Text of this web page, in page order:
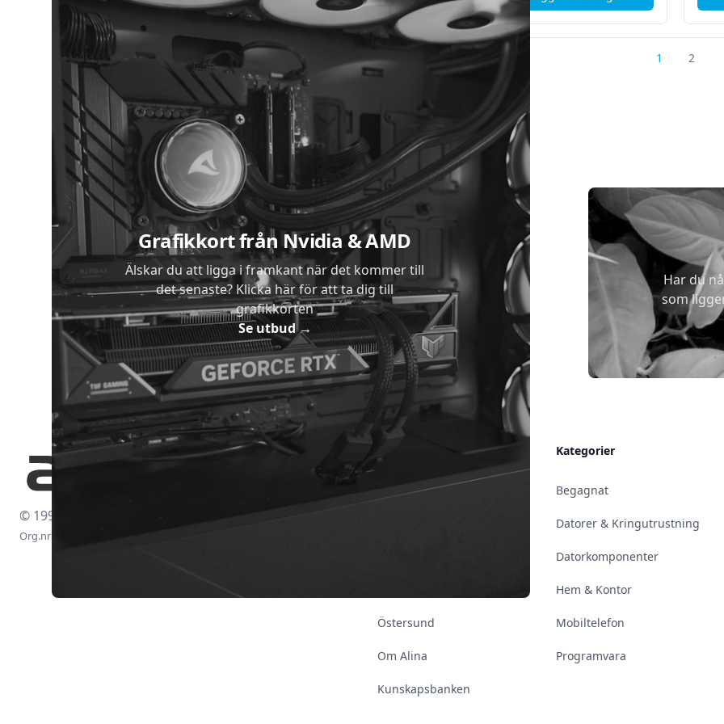
1 2
Grafikkort från Nvidia & AMD
Älskar du att ligga i framkant när det kommer till
det senaste? Klicka här för att ta dig till
grafikkorten
Se utbud→
Har du
som
© 1997-2026
Org.nr: 556438-4260
Kontakt & Öppettider
Östersund
Om Alina
Kunskapsbanken
Kategorier
Begagnat
Datorer & Kringutrustning
Datorkomponenter
Hem & Kontor
Mobiltelefon
Programvara